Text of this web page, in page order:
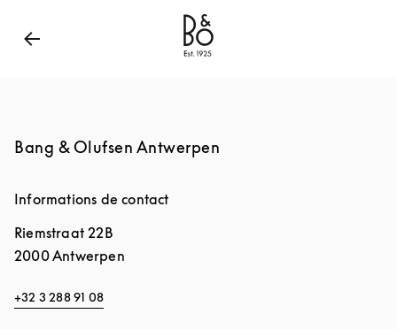
Bang & Olufsen - Exist to Create
Bang & Olufsen Antwerpen
Informations de contact
Riemstraat 22B
2000Antwerpen
+32 3 288 91 08